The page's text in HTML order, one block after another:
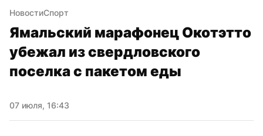
НовостиСпорт
Ямальский марафонец Окотэтто
убежал из свердловского
поселка с пакетом еды
07 июля, 16:43